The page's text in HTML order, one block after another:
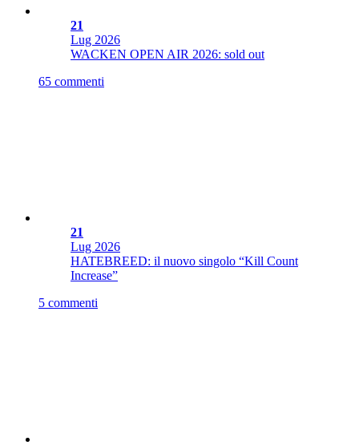
21
Lug 2026
WACKEN OPEN AIR 2026: sold out
65 commenti
21
Lug 2026
HATEBREED: il nuovo singolo “Kill Count
Increase”
5 commenti